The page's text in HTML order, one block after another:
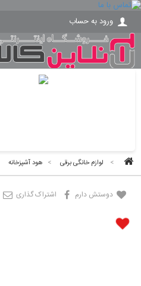
ورود به حساب
> لوازم خانگی برقی > هود آشپزخانه
دوستش دارم اشتراک گذاری